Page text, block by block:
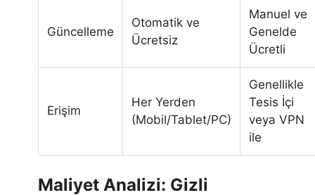
Güncelleme
Otomatik ve
Ücretsiz
Manuel ve
Genelde
Ücretli
Erişim
Her Yerden
(Mobil/Tablet/PC)
Genellikle
Tesis İçi
veya VPN
ile
Maliyet Analizi: Gizli